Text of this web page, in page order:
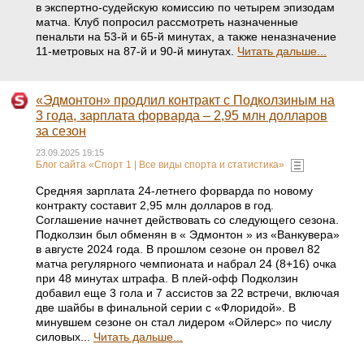
в экспертно‑судейскую комиссию по четырем эпизодам
матча. Клуб попросил рассмотреть назначенные
пенальти на 53‑й и 65‑й минутах, а также неназначение
11-метровых на 87‑й и 90‑й минутах. Читать дальше...
«Эдмонтон» продлил контракт с Подколзиным на
3 года, зарплата форварда – 2,95 млн долларов
за сезон
23.09.2025 19:15
Блог сайта «Спорт 1 | Все виды спорта и статистика»
Средняя зарплата 24-летнего форварда по новому
контракту составит 2,95 млн долларов в год.
Соглашение начнет действовать со следующего сезона.
Подколзин был обменян в « Эдмонтон » из «Ванкувера»
в августе 2024 года. В прошлом сезоне он провел 82
матча регулярного чемпионата и набрал 24 (8+16) очка
при 48 минутах штрафа. В плей-офф Подколзин
добавил еще 3 гола и 7 ассистов за 22 встречи, включая
две шайбы в финальной серии с «Флоридой». В
минувшем сезоне он стал лидером «Ойлерс» по числу
силовых... Читать дальше...